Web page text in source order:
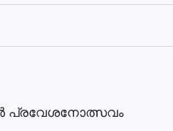
പ്രവേശനോത്സവം